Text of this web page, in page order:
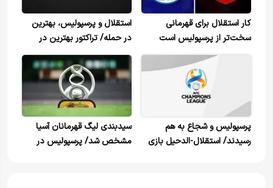
کار استقلال برای قهرمانی
سخت‌تر از پرسپولیس است
استقلال و پرسپولیس، بهترین
در حمله/ تراکتور بهترین در
دفاع
پرسپولیس و شجاع به هم
رسیدند/ استقلال-الدحیل بازی
سیدبندی لیگ قهرمانان آسیا
مشخص شد/ پرسپولیس در